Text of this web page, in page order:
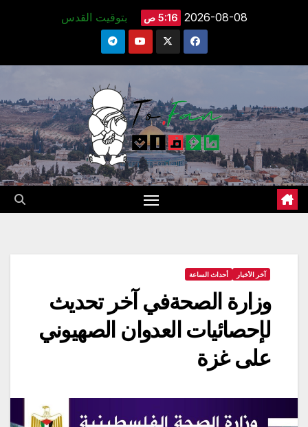
2026-08-08 5:16 ص بتوقيت القدس
آخر الأخبار أحداث الساعة
وزارة الصحةفي آخر تحديث
لإحصائيات العدوان الصهيوني
على غزة